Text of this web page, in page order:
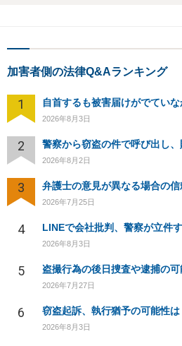
加害者側の法律Q&Aランキング
1 自首するも被害届けがでてい
2026年8月3日
2 警察から窃盗の件で呼び出し
2026年8月2日
3
2026年7月25日
4 LINEで会社批判、警察が立件
2026年8月3日
5 盗撮行為の後日捜査や逮捕の
2026年7月27日
6 窃盗起訴、執行猶予の可能性は
2026年8月3日